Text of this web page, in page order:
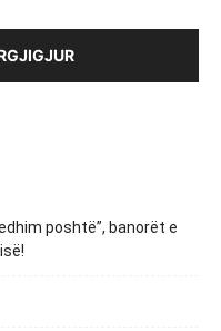
poshtë”, banorët e